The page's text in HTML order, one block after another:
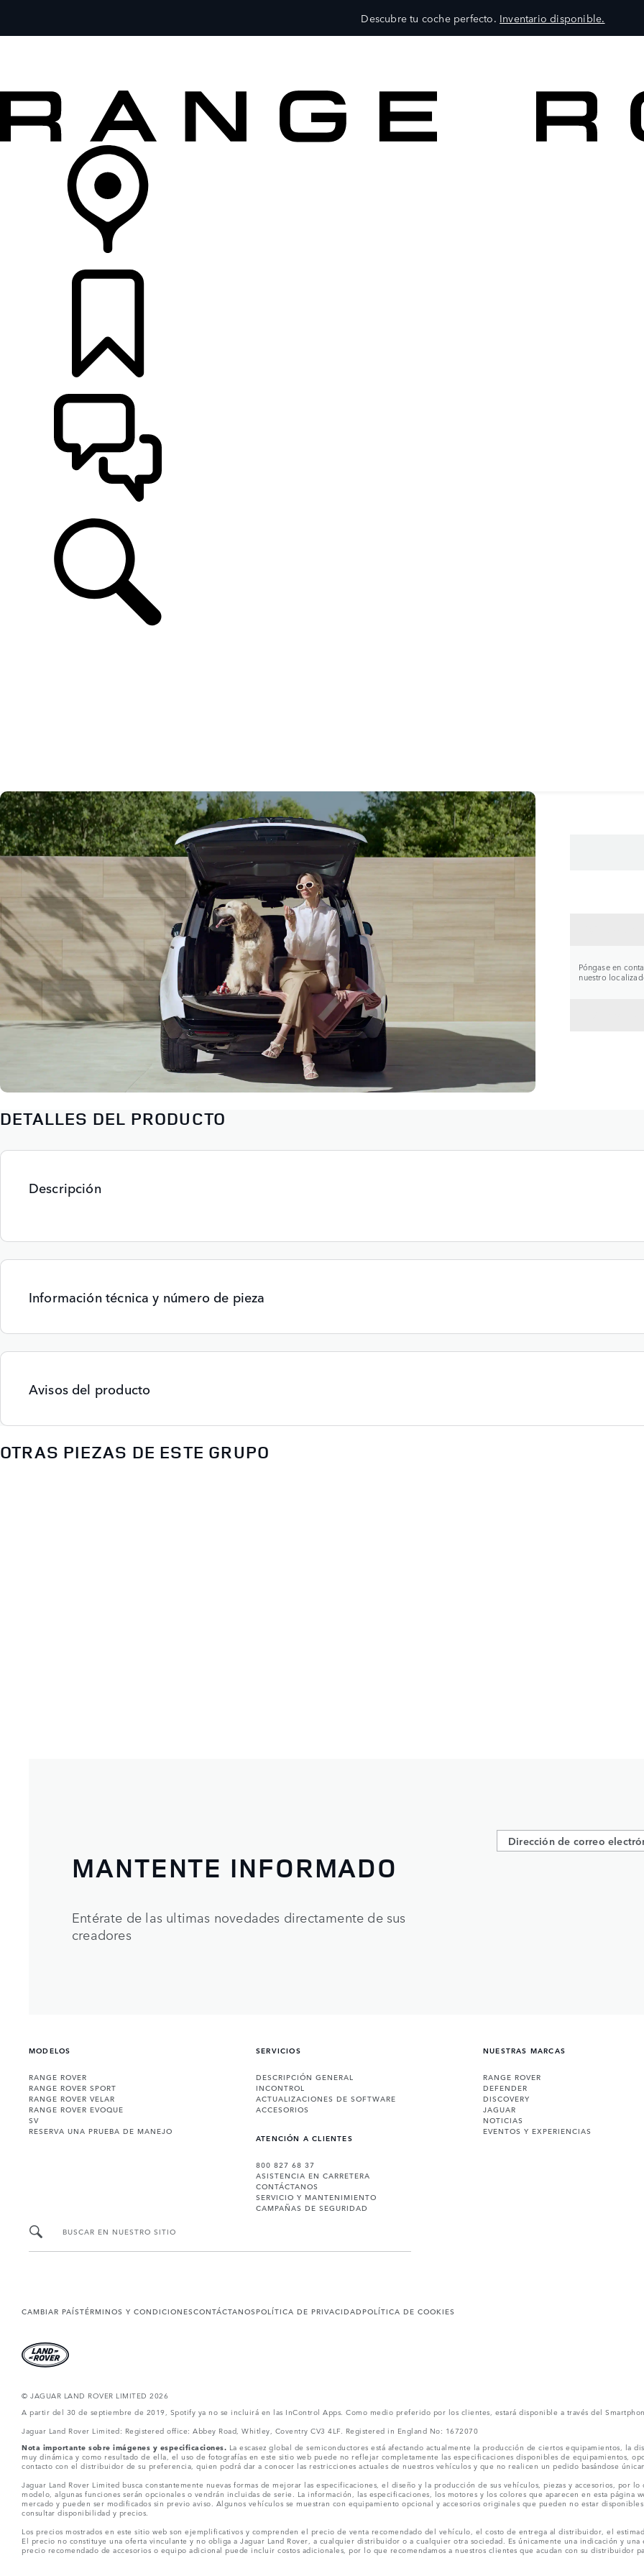
Descubre tu coche perfecto. Inventario disponible.
Póngase en
nuestro
DETALLES DEL PRODUCTO
Descripción
Información técnica y número de pieza
Avisos del producto
OTRAS PIEZAS DE ESTE GRUPO
MANTENTE INFORMADO
Entérate de las ultimas novedades directamente de sus
creadores
MODELOS
RANGE ROVER
RANGE ROVER SPORT
RANGE ROVER VELAR
RANGE ROVER EVOQUE
SV
RESERVA UNA PRUEBA DE MANEJO
SERVICIOS
DESCRIPCIÓN GENERAL
INCONTROL
ACTUALIZACIONES DE SOFTWARE
ACCESORIOS
ATENCIÓN A CLIENTES
800 827 68 37
ASISTENCIA EN CARRETERA
CONTÁCTANOS
SERVICIO Y MANTENIMIENTO
CAMPAÑAS DE SEGURIDAD
NUESTRAS MARCAS
RANGE ROVER
DEFENDER
DISCOVERY
JAGUAR
NOTICIAS
EVENTOS Y EXPERIENCIAS
BUSCAR EN NUESTRO SITIO
CAMBIAR PAÍSTÉRMINOS Y CONDICIONESCONTÁCTANOSPOLÍTICA DE PRIVACIDADPOLÍTICA DE COOKIES
© JAGUAR LAND ROVER LIMITED 2026
A partir del 30 de septiembre de 2019, Spotify ya no se incluirá en las InControl Apps. Como medio preferido por los clientes, estará disponible a través del
Jaguar Land Rover Limited: Registered office: Abbey Road, Whitley, Coventry CV3 4LF. Registered in England No: 1672070
Nota importante sobre imágenes y especificaciones. La escasez global de semiconductores está afectando actualmente la producción de ciertos equipamientos, la
muy dinámica y como resultado de ella, el uso de fotografías en este sitio web puede no reflejar completamente las especificaciones disponibles de equipamientos,
contacto con el distribuidor de su preferencia, quien podrá dar a conocer las restricciones actuales de nuestros vehículos y que no realicen un pedido basándose
Jaguar Land Rover Limited busca constantemente nuevas formas de mejorar las especificaciones, el diseño y la producción de sus vehículos, piezas y accesorios, por
modelo, algunas funciones serán opcionales o vendrán incluidas de serie. La información, las especificaciones, los motores y los colores que aparecen en esta página
mercado y pueden ser modificados sin previo aviso. Algunos vehículos se muestran con equipamiento opcional y accesorios originales que pueden no estar
consultar disponibilidad y precios.
Los precios mostrados en este sitio web son ejemplificativos y comprenden el precio de venta recomendado del vehículo, el costo de entrega al distribuidor, el
El precio no constituye una oferta vinculante y no obliga a Jaguar Land Rover, a cualquier distribuidor o a cualquier otra sociedad. Es únicamente una indicación y
precio recomendado de accesorios o equipo adicional puede incluir costos adicionales, por lo que recomendamos a nuestros clientes que acudan con su distribuidor